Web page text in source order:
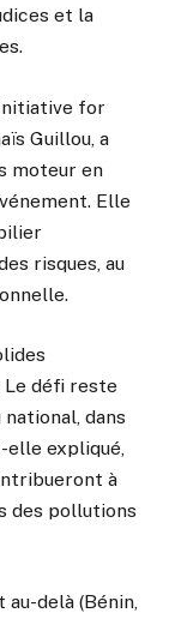
et la
for
Guillou, a
moteur en
Elle
risques, au
Le défi reste
dans
expliqué,
à
des pollutions
delà (Bénin,